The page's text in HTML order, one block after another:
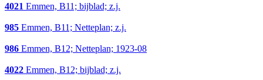
4021 Emmen, B11; bijblad; z.j.
985 Emmen, B11; Netteplan; z.j.
986 Emmen, B12; Netteplan; 1923-08
4022 Emmen, B12; bijblad; z.j.